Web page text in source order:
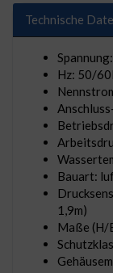
Technische
Hz: 50/
Bauart:
1,9m)
Maße (H/